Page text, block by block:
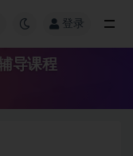
登录
导课程